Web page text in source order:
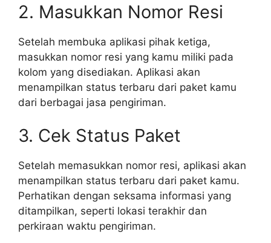
2. Masukkan Nomor Resi
Setelah membuka aplikasi pihak ketiga,
masukkan nomor resi yang kamu miliki pada
kolom yang disediakan. Aplikasi akan
menampilkan status terbaru dari paket kamu
dari berbagai jasa pengiriman.
3. Cek Status Paket
Setelah memasukkan nomor resi, aplikasi akan
menampilkan status terbaru dari paket kamu.
Perhatikan dengan seksama informasi yang
ditampilkan, seperti lokasi terakhir dan
perkiraan waktu pengiriman.